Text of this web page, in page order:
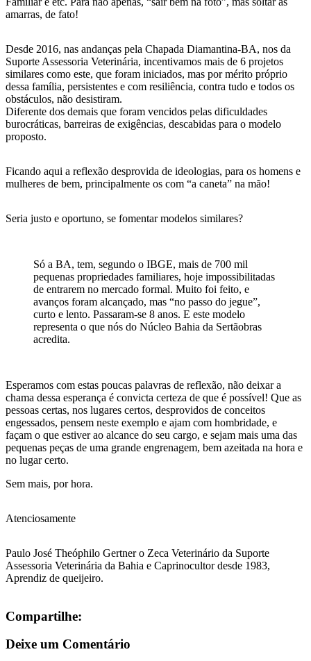
amarras, de fato!
Desde 2016, nas andanças pela Chapada Diamantina-BA, nos da
Suporte Assessoria Veterinária, incentivamos mais de 6 projetos
similares como este, que foram iniciados, mas por mérito próprio
dessa família, persistentes e com resiliência, contra tudo e todos os
obstáculos, não desistiram.
Diferente dos demais que foram vencidos pelas dificuldades
burocráticas, barreiras de exigências, descabidas para o modelo
proposto.
Ficando aqui a reflexão desprovida de ideologias, para os homens e
mulheres de bem, principalmente os com “a caneta” na mão!
Seria justo e oportuno, se fomentar modelos similares?
Só a BA, tem, segundo o IBGE, mais de 700 mil
pequenas propriedades familiares, hoje impossibilitadas
de entrarem no mercado formal. Muito foi feito, e
avanços foram alcançado, mas “no passo do jegue”,
curto e lento. Passaram-se 8 anos. E este modelo
representa o que nós do Núcleo Bahia da Sertãobras
acredita.
Esperamos com estas poucas palavras de reflexão, não deixar a
chama dessa esperança é convicta certeza de que é possível! Que as
pessoas certas, nos lugares certos, desprovidos de conceitos
engessados, pensem neste exemplo e ajam com hombridade, e
façam o que estiver ao alcance do seu cargo, e sejam mais uma das
pequenas peças de uma grande engrenagem, bem azeitada na hora e
no lugar certo.
Sem mais, por hora.
Atenciosamente
Paulo José Theóphilo Gertner o Zeca Veterinário da Suporte
Assessoria Veterinária da Bahia e Caprinocultor desde 1983,
Aprendiz de queijeiro.
Compartilhe:
Deixe um Comentário